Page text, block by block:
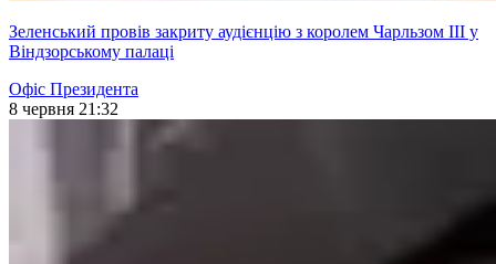
Зеленський провів закриту аудієнцію з королем Чарльзом ІІІ у
Віндзорському палаці
Офіс Президента
8 червня 21:32